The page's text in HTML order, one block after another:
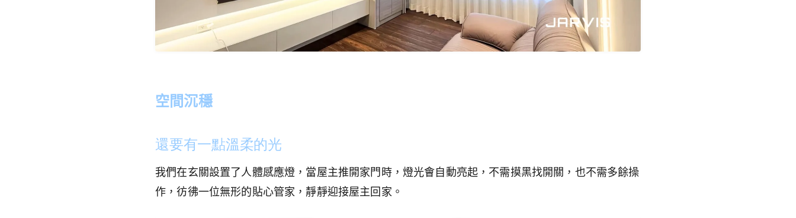
空間沉穩
還要有一點溫柔的光
我們在玄關設置了人體感應燈，當屋主推開家門時，燈光會自動亮起，不需摸黑找開關，也不需多餘操
作，彷彿一位無形的貼心管家，靜靜迎接屋主回家。